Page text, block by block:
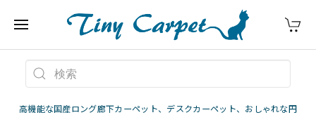
高機能な国産ロング廊下カーペット、デスクカーペット、おしゃれな円